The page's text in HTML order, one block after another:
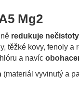
Mg2
redukuje nečistoty
těžké kovy, fenoly
a navíc
(materiál vyvinutý a